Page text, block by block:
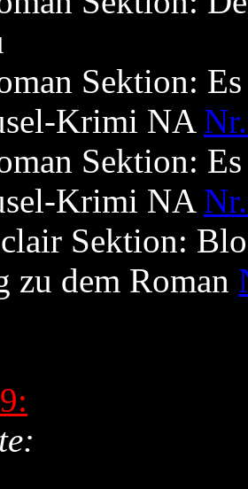
Sektion:
Krimi NA
Sektion:
Krimi NA
Sektion:
zu dem Roman